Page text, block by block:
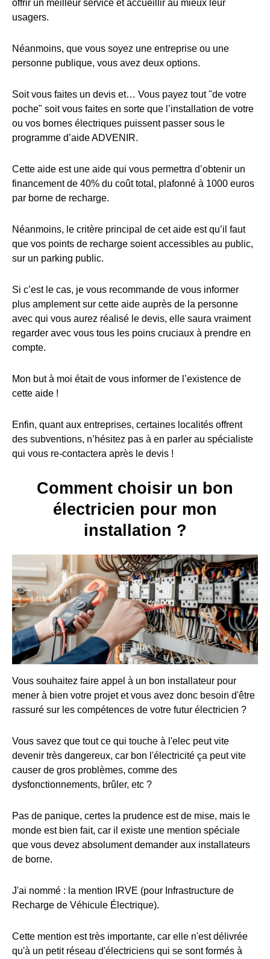
offrir un meilleur service et accueillir au mieux leur
usagers.
Néanmoins, que vous soyez une entreprise ou une
personne publique, vous avez deux options.
Soit vous faites un devis et… Vous payez tout "de votre
poche" soit vous faites en sorte que l’installation de votre
ou vos bornes électriques puissent passer sous le
programme d’aide ADVENIR.
Cette aide est une aide qui vous permettra d’obtenir un
financement de 40% du coût total, plafonné à 1000 euros
par borne de recharge.
Néanmoins, le critère principal de cet aide est qu’il faut
que vos points de recharge soient accessibles au public,
sur un parking public.
Si c’est le cas, je vous recommande de vous informer
plus amplement sur cette aide auprès de la personne
avec qui vous aurez réalisé le devis, elle saura vraiment
regarder avec vous tous les poins cruciaux à prendre en
compte.
Mon but à moi était de vous informer de l’existence de
cette aide !
Enfin, quant aux entreprises, certaines localités offrent
des subventions, n’hésitez pas à en parler au spécialiste
qui vous re-contactera après le devis !
Comment choisir un bon
électricien pour mon
installation ?
Vous souhaitez faire appel à un bon installateur pour
mener à bien votre projet et vous avez donc besoin d'être
rassuré sur les compétences de votre futur électricien ?
Vous savez que tout ce qui touche à l'elec peut vite
devenir très dangereux, car bon l'électricité ça peut vite
causer de gros problèmes, comme des
dysfonctionnements, brûler, etc ?
Pas de panique, certes la prudence est de mise, mais le
monde est bien fait, car il existe une mention spéciale
que vous devez absolument demander aux installateurs
de borne.
J'ai nommé : la mention IRVE (pour Infrastructure de
Recharge de Véhicule Électrique).
Cette mention est très importante, car elle n'est délivrée
qu'à un petit réseau d'électriciens qui se sont formés à